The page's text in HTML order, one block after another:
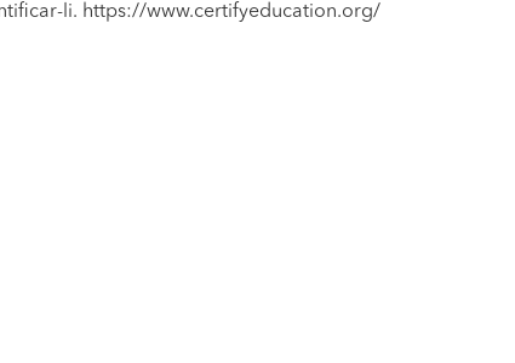
li. https://www.certifyeducation.org/